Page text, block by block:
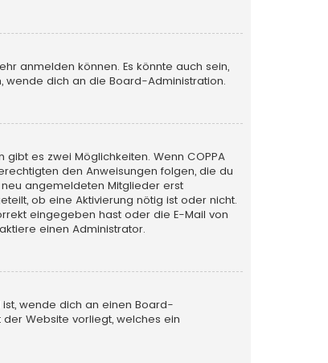
anmelden können. Es könnte auch sein,
wende dich an die Board-Administration.
es zwei Möglichkeiten. Wenn COPPA
den Anweisungen folgen, die du
angemeldeten Mitglieder erst
ob eine Aktivierung nötig ist oder nicht.
eingegeben hast oder die E-Mail von
einen Administrator.
wende dich an einen Board-
Website vorliegt, welches ein